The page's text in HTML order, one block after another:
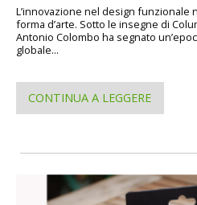
L’innovazione nel design funzionale
forma d’arte. Sotto le insegne di
Antonio Colombo ha segnato
globale...
CONTINUA A LEGGERE